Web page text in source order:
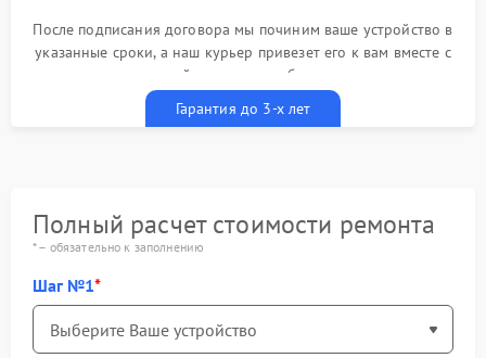
После подписания договора мы починим ваше устройство в
указанные сроки, а наш курьер привезет его к вам вместе с
гарантийным талоном бесплатно
Гарантия до 3-х лет
Полный расчет стоимости ремонта
* – обязательно к заполнению
Шаг №1